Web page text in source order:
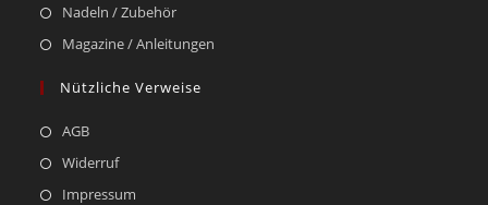
Nadeln / Zubehör
Magazine / Anleitungen
Nützliche Verweise
AGB
Widerruf
Impressum